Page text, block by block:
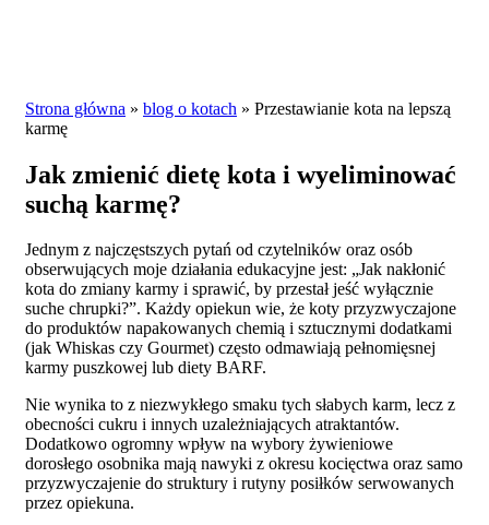
Strona główna » blog o kotach » Przestawianie kota na lepszą
karmę
Jak zmienić dietę kota i wyeliminować
suchą karmę?
Jednym z najczęstszych pytań od czytelników oraz osób
obserwujących moje działania edukacyjne jest: „Jak nakłonić
kota do zmiany karmy i sprawić, by przestał jeść wyłącznie
suche chrupki?”. Każdy opiekun wie, że koty przyzwyczajone
do produktów napakowanych chemią i sztucznymi dodatkami
(jak Whiskas czy Gourmet) często odmawiają pełnomięsnej
karmy puszkowej lub diety BARF.
Nie wynika to z niezwykłego smaku tych słabych karm, lecz z
obecności cukru i innych uzależniających atraktantów.
Dodatkowo ogromny wpływ na wybory żywieniowe
dorosłego osobnika mają nawyki z okresu kocięctwa oraz samo
przyzwyczajenie do struktury i rutyny posiłków serwowanych
przez opiekuna.